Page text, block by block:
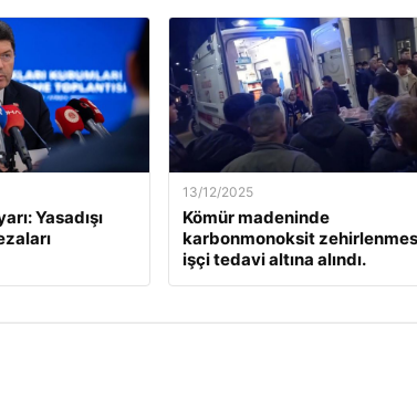
Yasadışı
13/12/2025
Kömür madeninde
karbonmonoksit
işçi tedavi altına alındı.